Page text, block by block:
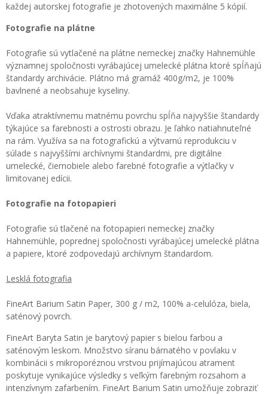
každej autorskej fotografie je zhotovených maximálne 5 kópií.
Fotografie na plátne
Fotografie sú vytlačené na plátne nemeckej značky Hahnemühle
významnej spoločnosti vyrábajúcej umelecké plátna ktoré spĺňajú
štandardy archivácie. Plátno má gramáž 400g/m2, je 100%
bavlnené a neobsahuje kyseliny.
Vďaka atraktívnemu matnému povrchu spĺňa najvyššie štandardy
týkajúce sa farebnosti a ostrosti obrazu. Je ľahko natiahnuteľné
na rám. Využíva sa na fotografickú a výtvarnú reprodukciu v
súlade s najvyššími archívnymi štandardmi, pre digitálne
umelecké, čiernobiele alebo farebné fotografie a výtlačky v
limitovanej edícii.
Fotografie na fotopapieri
Fotografie sú tlačené na fotopapieri nemeckej značky
Hahnemühle, poprednej spoločnosti vyrábajúcej umelecké plátna
a papiere, ktoré zodpovedajú archívnym štandardom.
Lesklá fotografia
FineArt Barium Satin Paper, 300 g / m2, 100% a-celulóza, biela,
saténový povrch.
FineArt Baryta Satin je barytový papier s bielou farbou a
saténovým leskom. Množstvo síranu bárnatého v povlaku v
kombinácii s mikroporéznou vrstvou prijímajúcou atrament
poskytuje vynikajúce výsledky s veľkým farebným rozsahom a
intenzívnym zafarbením. FineArt Barium Satin umožňuje zobraziť